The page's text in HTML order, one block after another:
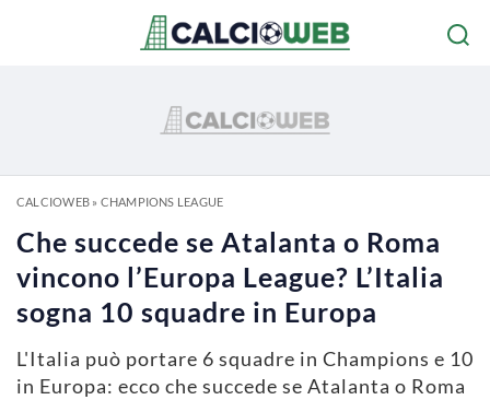
CALCIOWEB» CHAMPIONS LEAGUE
Che succede se Atalanta o Roma
vincono l’Europa League? L’Italia
sogna 10 squadre in Europa
L'Italia può portare 6 squadre in Champions e 10
in Europa: ecco che succede se Atalanta o Roma